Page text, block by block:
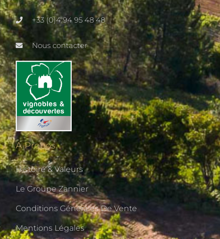
+33 (0)4 94 95 48 48
Nous contacter
A Propos
Histoire & Valeurs
Le Groupe Zannier
Conditions Générales De Vente
Mentions Légales